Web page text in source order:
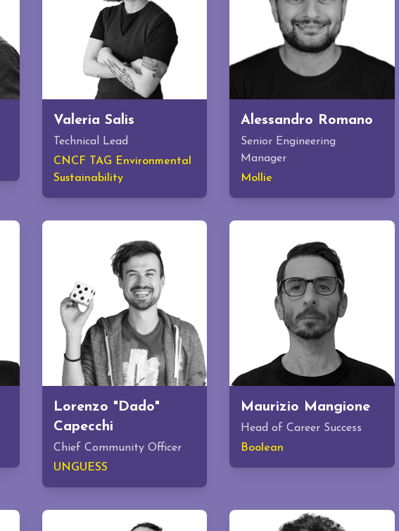
Valeria Salis
Technical Lead
CNCF TAG Environmental
Sustainability
Alessandro Romano
Senior Engineering
Manager
Mollie
Lorenzo "Dado"
Capecchi
Chief Community Officer
UNGUESS
Maurizio Mangione
Head of Career Success
Boolean